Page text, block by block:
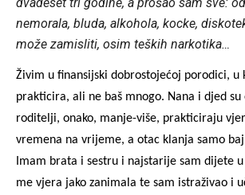
nemorala, bluda, alkohola, kocke,
može zamisliti, osim teških narkotika…
Živim u finansijski dobrostojećoj porodici, u
prakticira, ali ne baš mnogo. Nana i djed su
roditelji, onako, manje-više, prakticiraju
vremena na vrijeme, a otac klanja samo
Imam brata i sestru i najstarije sam dijete
me vjera jako zanimala te sam istraživao i